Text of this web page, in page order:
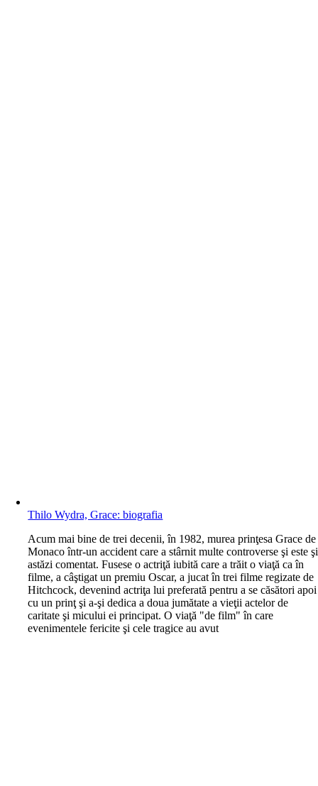
Thilo Wydra, Grace: biografia
Acum mai bine de trei decenii, în 1982, murea prinţesa Grace de
Monaco într-un accident care a stârnit multe controverse şi este şi
astăzi comentat. Fusese o actriţă iubită care a trăit o viaţă ca în
filme, a câştigat un premiu Oscar, a jucat în trei filme regizate de
Hitchcock, devenind actriţa lui preferată pentru a se căsători apoi
cu un prinţ şi a-şi dedica a doua jumătate a vieţii actelor de
caritate şi micului ei principat. O viaţă "de film" în care
evenimentele fericite şi cele tragice au avut